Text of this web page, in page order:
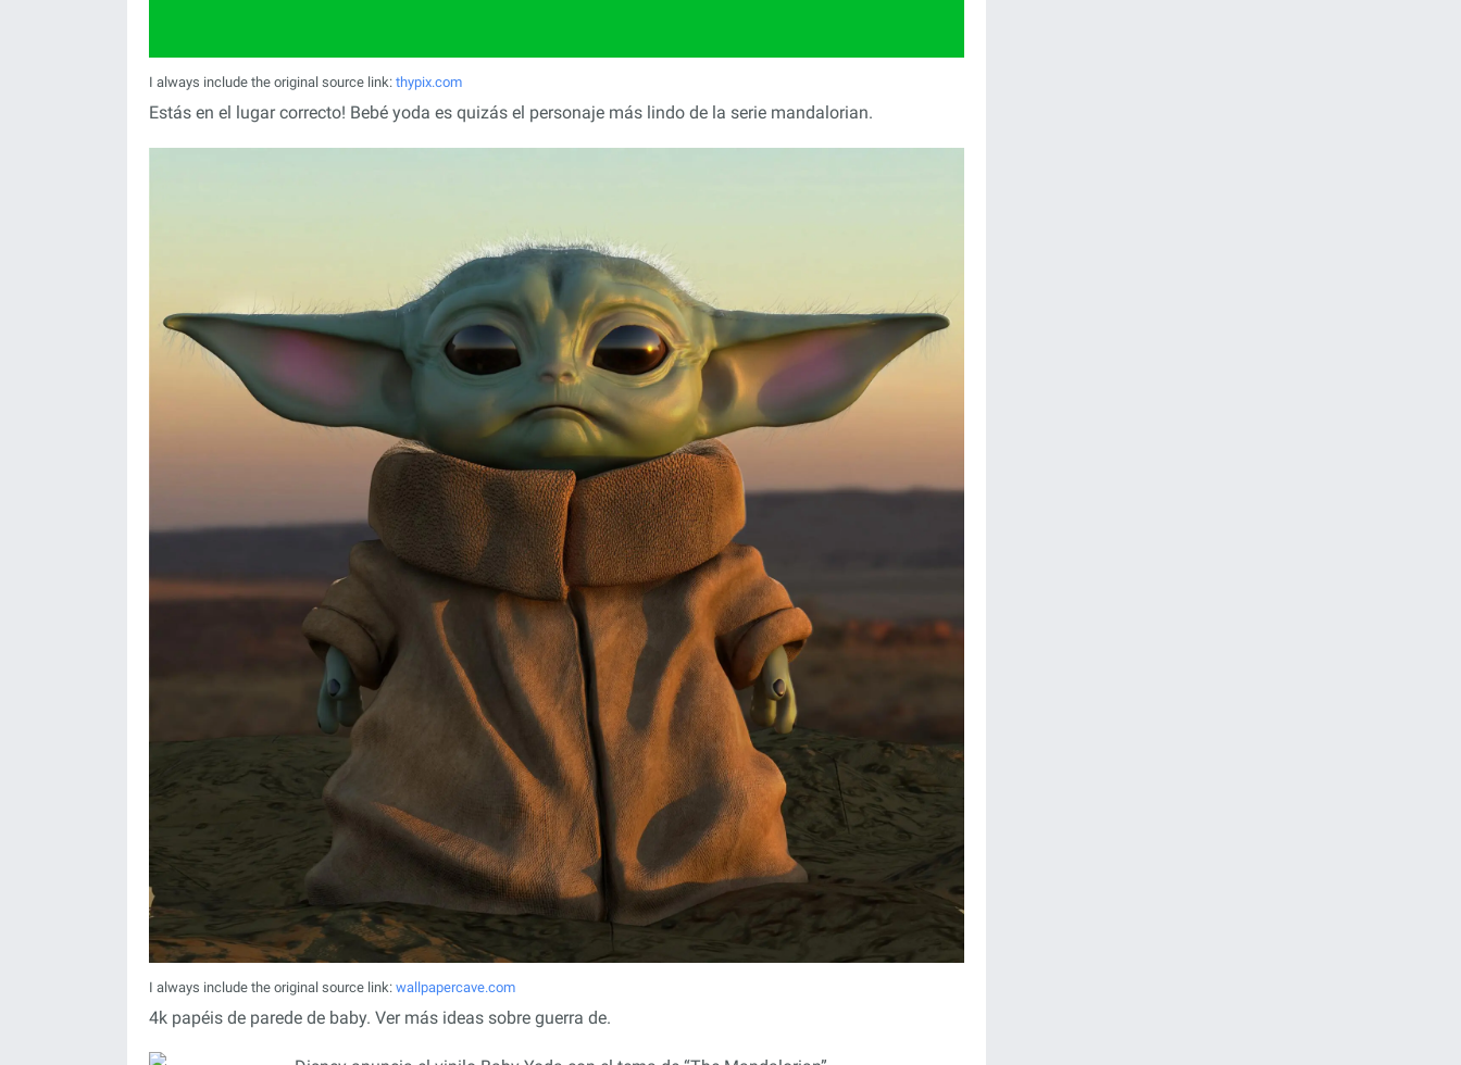
I always include the original source link: thypix.com
Estás en el lugar correcto! Bebé yoda es quizás el personaje más lindo de la serie mandalorian.
I always include the original source link: wallpapercave.com
4k papéis de parede de baby. Ver más ideas sobre guerra de.